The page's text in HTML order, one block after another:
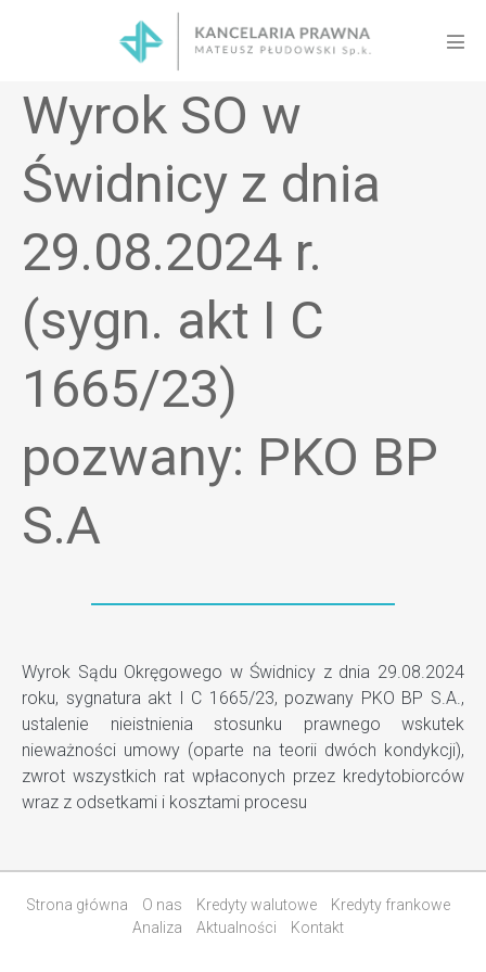
Wyrok SO w
Świdnicy z dnia
29.08.2024 r.
(sygn. akt I C
1665/23)
pozwany: PKO BP
S.A
Wyrok Sądu Okręgowego w Świdnicy z dnia 29.08.2024
roku, sygnatura akt I C 1665/23, pozwany PKO BP S.A.,
ustalenie nieistnienia stosunku prawnego wskutek
nieważności umowy (oparte na teorii dwóch kondykcji),
zwrot wszystkich rat wpłaconych przez kredytobiorców
wraz z odsetkami i kosztami procesu
Strona główna O nas Kredyty walutowe
Kredyty frankowe
Analiza
Aktualności Kontakt